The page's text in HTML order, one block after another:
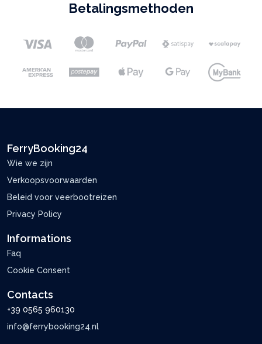
Betalingsmethoden
FerryBooking24
Wie we zijn
Verkoopsvoorwaarden
Beleid voor veerbootreizen
Privacy Policy
Informations
Faq
Cookie Consent
Contacts
+39 0565 960130
info@ferrybooking24.nl